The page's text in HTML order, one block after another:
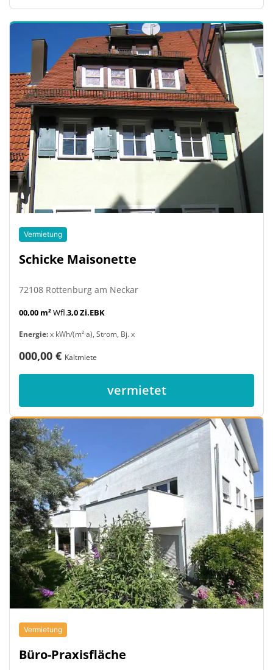
Vermietung
Schicke Maisonette
72108 Rottenburg am Neckar
00,00 m²Wfl.3,0 Zi.EBK
Energie:x kWh/(m²·a), Strom, Bj. x
000,00 € Kaltmiete
vermietet
Vermietung
Büro-Praxisfläche